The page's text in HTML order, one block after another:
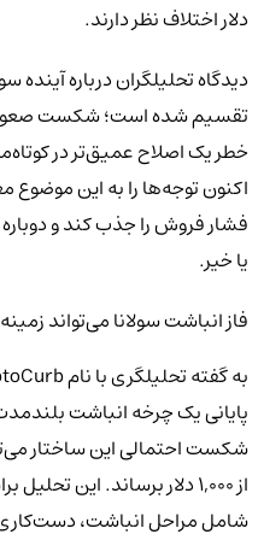
دلار اختلاف نظر دارند.
دیدگاه تحلیلگران درباره آینده
اکنون توجه‌ها را به این موضوع
فشار فروش را جذب کند و
یا خیر.
فاز انباشت سولانا می‌تواند زمینه صعود تا ۱,۰۰۰
پایانی یک چرخه انباشت
از ۱,۰۰۰ دلار برساند. این
شامل مراحل انباشت، دست‌کاری